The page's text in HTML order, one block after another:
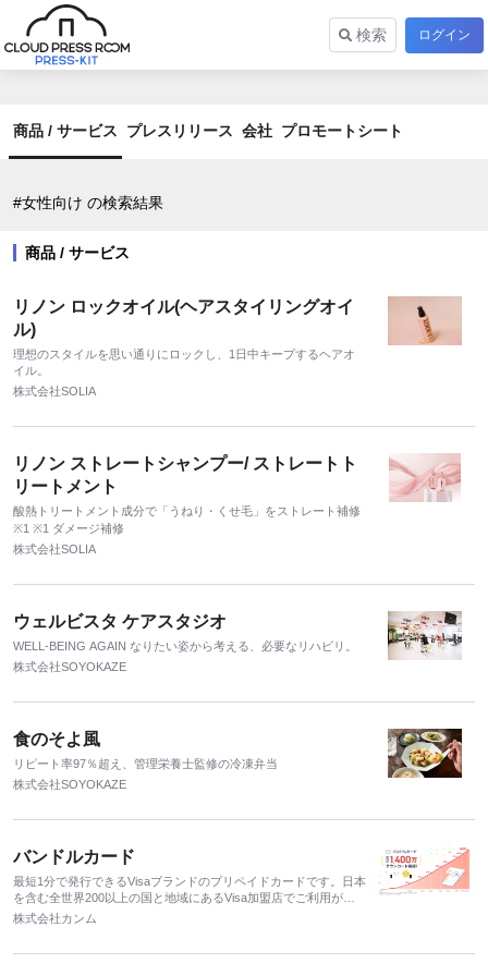
検索 ログイン
商品 / サービス プレスリリース 会社 プロモートシート
#女性向け の検索結果
商品 / サービス
リノン ロックオイル(ヘアスタイリングオイ
ル)
理想のスタイルを思い通りにロックし、1日中キープするヘアオ
イル。
株式会社SOLIA
リノン ストレートシャンプー/ ストレートト
リートメント
酸熱トリートメント成分で「うねり・くせ毛」をストレート補修
※1 ※1 ダメージ補修
株式会社SOLIA
ウェルビスタ ケアスタジオ
WELL-BEING AGAIN なりたい姿から考える、必要なリハビリ。
株式会社SOYOKAZE
食のそよ風
リピート率97％超え、管理栄養士監修の冷凍弁当
株式会社SOYOKAZE
バンドルカード
最短1分で発行できるVisaブランドのプリペイドカードです。日本
を含む全世界200以上の国と地域にあるVisa加盟店でご利用が可
能で、チャージ式で利用金額がわかりやすい安心感から多くの
株式会社カンム